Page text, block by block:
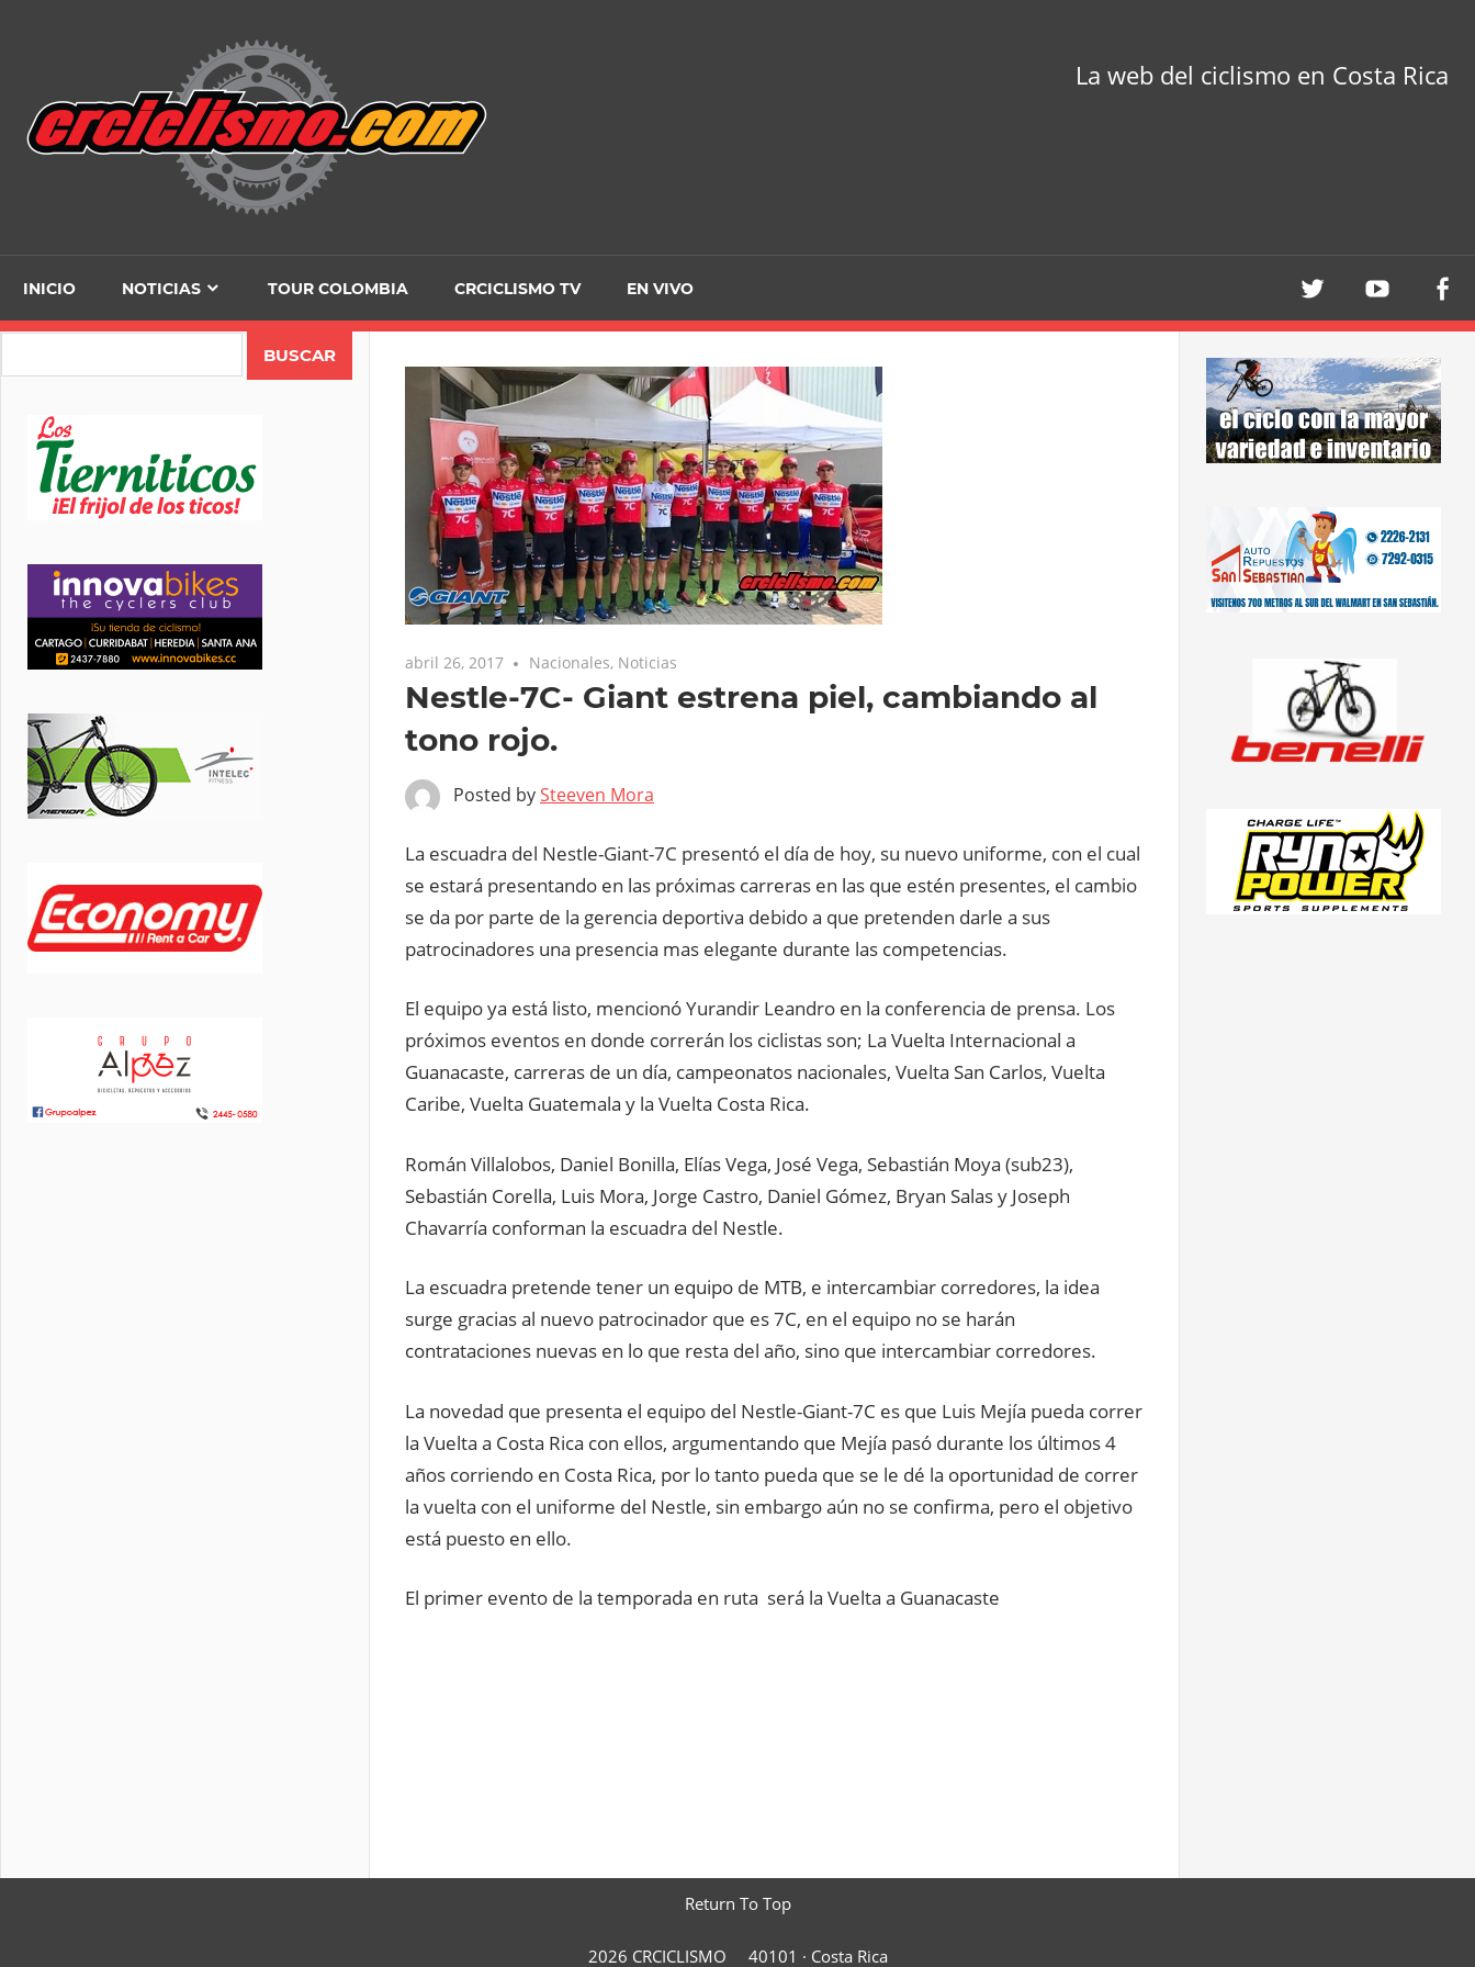
La web del ciclismo en Costa Rica
INICIO NOTICIAS TOUR COLOMBIA CRCICLISMO TV EN VIVO
abril 26, 2017 Nacionales, Noticias
Nestle-7C- Giant estrena piel, cambiando al
tono rojo.
Posted bySteeven Mora
La escuadra del Nestle-Giant-7C presentó el día de hoy, su nuevo uniforme, con el cual
se estará presentando en las próximas carreras en las que estén presentes, el cambio
se da por parte de la gerencia deportiva debido a que pretenden darle a sus
patrocinadores una presencia mas elegante durante las competencias.
El equipo ya está listo, mencionó Yurandir Leandro en la conferencia de prensa. Los
próximos eventos en donde correrán los ciclistas son; La Vuelta Internacional a
Guanacaste, carreras de un día, campeonatos nacionales, Vuelta San Carlos, Vuelta
Caribe, Vuelta Guatemala y la Vuelta Costa Rica.
Román Villalobos, Daniel Bonilla, Elías Vega, José Vega, Sebastián Moya (sub23),
Sebastián Corella, Luis Mora, Jorge Castro, Daniel Gómez, Bryan Salas y Joseph
Chavarría conforman la escuadra del Nestle.
La escuadra pretende tener un equipo de MTB, e intercambiar corredores, la idea
surge gracias al nuevo patrocinador que es 7C, en el equipo no se harán
contrataciones nuevas en lo que resta del año, sino que intercambiar corredores.
La novedad que presenta el equipo del Nestle-Giant-7C es que Luis Mejía pueda correr
la Vuelta a Costa Rica con ellos, argumentando que Mejía pasó durante los últimos 4
años corriendo en Costa Rica, por lo tanto pueda que se le dé la oportunidad de correr
la vuelta con el uniforme del Nestle, sin embargo aún no se confirma, pero el objetivo
está puesto en ello.
El primer evento de la temporada en ruta será la Vuelta a Guanacaste
Return To Top
2026 CRCICLISMO 40101 · Costa Rica